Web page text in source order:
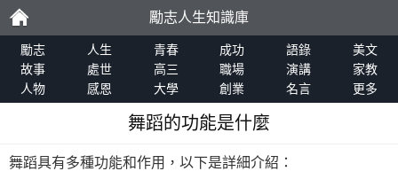
勵
志
勵志人生知識庫
勵志 人生 青春 成功 語錄
美文
故事
處世 高三 職場 演講
家教
人物
感恩 大學 創業 名言 更多
舞蹈的功能是什麼
舞蹈具有多種功能和作用，以下是詳細介紹：